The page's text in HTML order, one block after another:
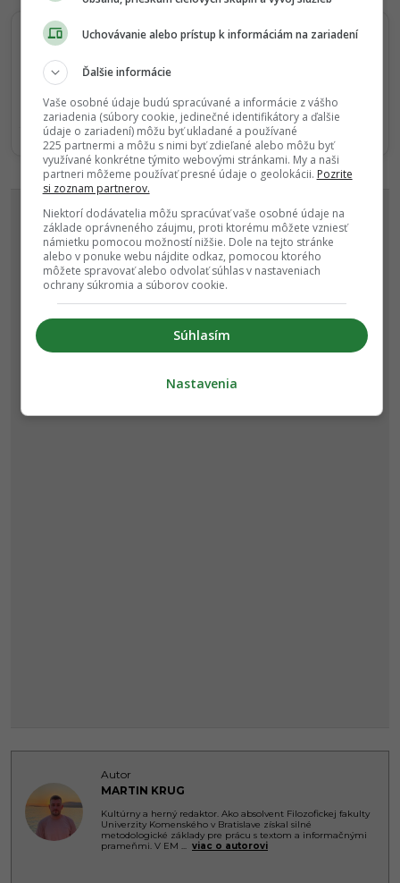
Nenechajte si ujsť žiadne dôležité novinky.
☆Sledovať
Po otvorení kliknite na hviezdičku★Sledovať
REKLAMA
Autor
MARTIN KRUG
Kultúrny a herný redaktor. Ako absolvent Filozofickej fakulty
Univerzity Komenského v Bratislave získal silné
metodologické základy pre prácu s textom a informačnými
prameňmi. V EM
viac o autorovi
Uchovávanie alebo prístup k informáciám na zariadení
Ďalšie informácie
Vaše osobné údaje budú spracúvané a informácie z vášho
zariadenia (súbory cookie, jedinečné identifikátory a ďalšie
údaje o zariadení) môžu byť ukladané a používané
225 partnermi a môžu s nimi byť zdieľané alebo môžu byť
využívané konkrétne týmito webovými stránkami. My a naši
partneri môžeme používať presné údaje o geolokácii. Pozrite
si zoznam partnerov.
Niektorí dodávatelia môžu spracúvať vaše osobné údaje na
základe oprávneného záujmu, proti ktorému môžete vzniesť
námietku pomocou možností nižšie. Dole na tejto stránke
alebo v ponuke webu nájdite odkaz, pomocou ktorého
môžete spravovať alebo odvolať súhlas v nastaveniach
ochrany súkromia a súborov cookie.
Súhlasím
Nastavenia